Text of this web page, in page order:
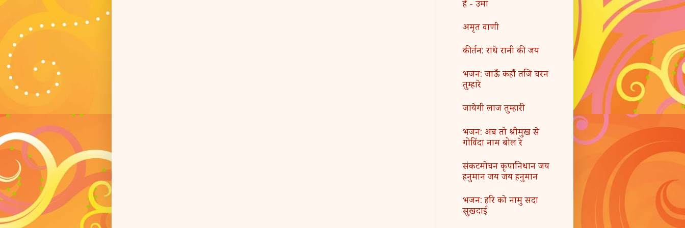
है - उमा
अमृत वाणी
कीर्तन: राधे रानी की जय
भजन: जाऊँ कहाँ तजि चरन
तुम्हारे
जायेगी लाज तुम्हारी
भजन: अब तो श्रीमुख से
गोविंदा नाम बोल रे
संकटमोचन कृपानिधान जय
हनुमान जय जय हनुमान
भजन: हरि को नामु सदा
सुखदाई